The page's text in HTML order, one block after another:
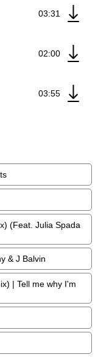
03:31
02:00
03:55
(Feat. Julia Spada
& J Balvin
| Tell me why I'm